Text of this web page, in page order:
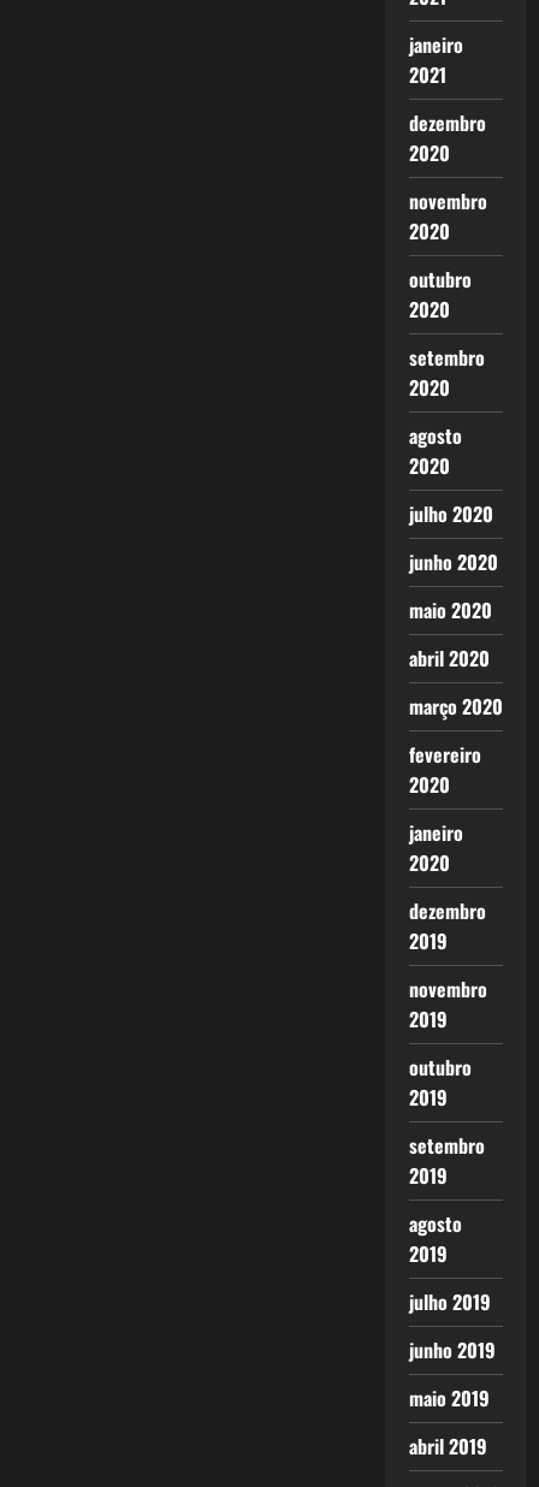
janeiro
2021
dezembro
2020
novembro
2020
outubro
2020
setembro
2020
agosto
2020
julho 2020
junho 2020
maio 2020
abril 2020
março 2020
fevereiro
2020
janeiro
2020
dezembro
2019
novembro
2019
outubro
2019
setembro
2019
agosto
2019
julho 2019
junho 2019
maio 2019
abril 2019